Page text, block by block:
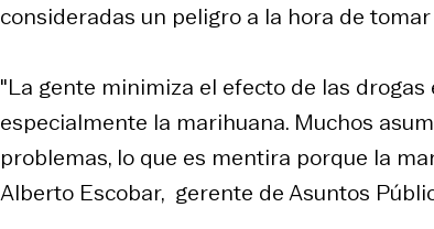
consideradas un peligro a la hora de
"La gente minimiza el efecto de las
especialmente la marihuana. Muchos
problemas, lo que es mentira porque la
Alberto Escobar, gerente de Asuntos